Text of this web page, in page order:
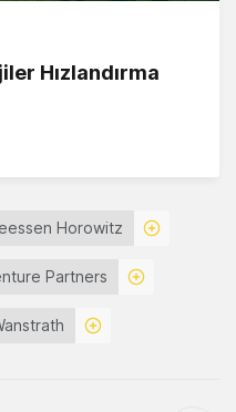
Hızlandırma
Horowitz
Partners